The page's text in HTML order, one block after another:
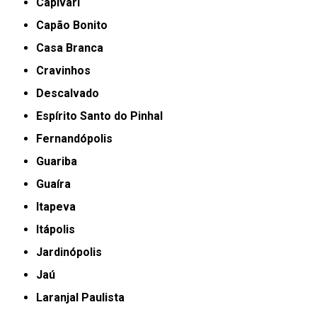
Capão Bonito
Casa Branca
Cravinhos
Descalvado
Espírito Santo do Pinhal
Fernandópolis
Guariba
Guaíra
Itapeva
Itápolis
Jardinópolis
Jaú
Laranjal Paulista